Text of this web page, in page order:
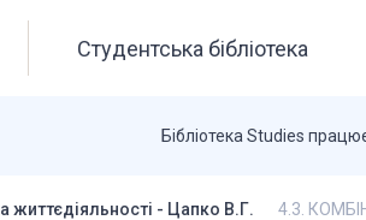
Студентська бібліотека
Бібліотека Studies
життєдіяльності - Цапко В.Г. 4.3.